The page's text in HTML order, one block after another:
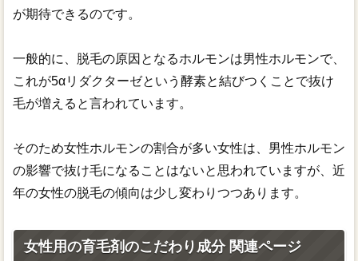
が期待できるのです。
一般的に、脱毛の原因となるホルモンは男性ホルモンで、
これが5αリダクターゼという酵素と結びつくことで抜け
毛が増えると言われています。
そのため女性ホルモンの割合が多い女性は、男性ホルモン
の影響で抜け毛になることはないと思われていますが、近
年の女性の脱毛の傾向は少し変わりつつあります。
女性用の育毛剤のこだわり成分 関連ページ